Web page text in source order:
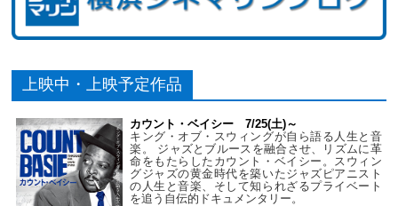
上映中・上映予定作品
カウント・ベイシー 7/25(土)～
キング・オブ・スウィングが自ら語る人生と音
楽。 ジャズとブルースを融合させ、リズムに革
命をもたらしたカウント・ベイシー。スウィン
グジャズの黄金時代を築いたジャズピアニスト
の人生と音楽、そして知られざるプライベート
を追う自伝的ドキュメンタリー。